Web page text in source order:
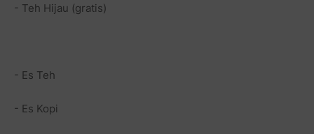
- Teh Hijau (gratis)
- Es Teh
- Es Kopi